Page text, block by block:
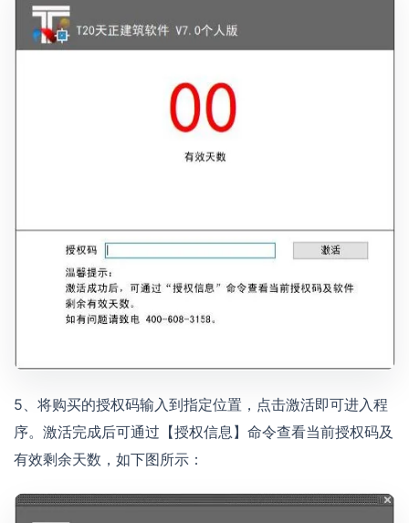
5、将购买的授权码输入到指定位置，点击激活即可进入程
序。激活完成后可通过【授权信息】命令查看当前授权码及
有效剩余天数，如下图所示：